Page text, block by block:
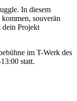
In diesem
souverän
dein Projekt
im T-Werk des
statt.